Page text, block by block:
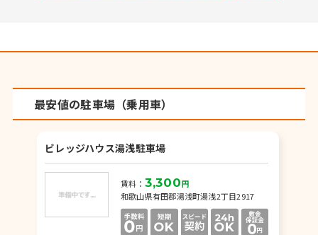
最安値の駐車場（乗用車）
ビレッジハウス湯浅駐車場
賃料： 3,300円
和歌山県有田郡湯浅町湯浅2丁目2917